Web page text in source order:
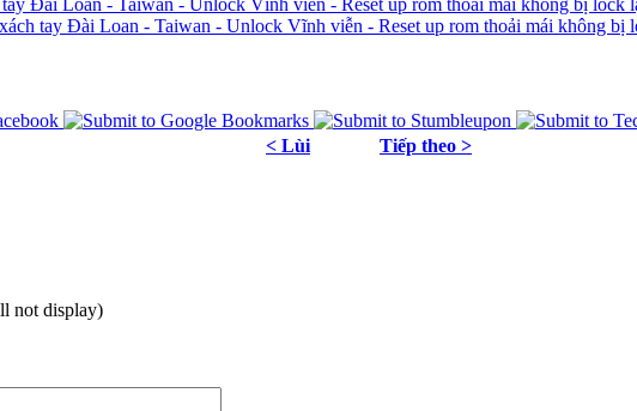
Đài Loan - Taiwan - Unlock Vĩnh viễn - Reset up rom thoải mái không bị lock
tay Đài Loan - Taiwan - Unlock Vĩnh viễn - Reset up rom thoải mái không bị
< Lùi Tiếp theo >
not display)